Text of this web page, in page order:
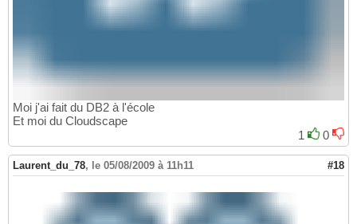
Moi j'ai fait du DB2 à l'école
Et moi du Cloudscape
1
0
Laurent_du_78, le 05/08/2009 à 11h11 #18